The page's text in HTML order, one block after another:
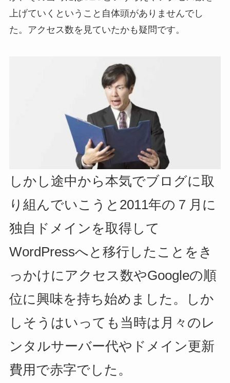
上げていくということ自体頭がありませんでし
た。アクセス数を見ていたかも疑問です。
しかし途中から本気でブログに取
り組んでいこうと2011年の７月に
独自ドメインを取得して
WordPressへと移行したことをき
っかけにアクセス数やGoogleの順
位に興味を持ち始めました。しか
しそうはいっても当時は月々のレ
ンタルサーバー代やドメイン更新
費用で赤字でした。